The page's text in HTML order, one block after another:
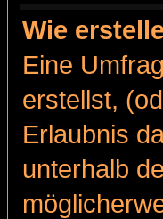
Wie
Eine
erstellst,
Erlaubnis
unterhalb